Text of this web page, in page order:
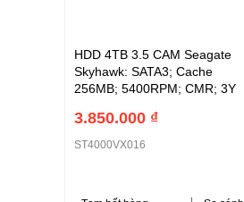
HDD 4TB 3.5 CAM Seagate
Skyhawk: SATA3; Cache
256MB; 5400RPM; CMR; 3Y
3.850.000 ₫
ST4000VX016